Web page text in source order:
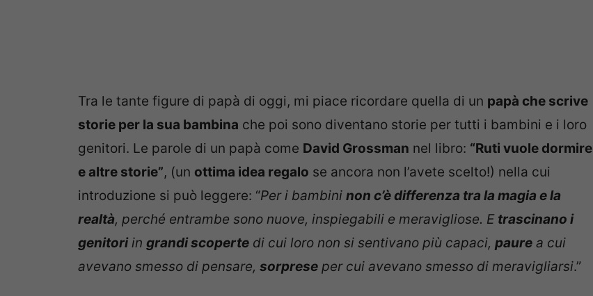
Tra le tante figure di papà di oggi, mi piace ricordare quella di un papà che scrive
storie per la sua bambina che poi sono diventano storie per tutti i bambini e i loro
genitori. Le parole di un papà come David Grossman nel libro: “Ruti vuole dormire
e altre storie”, (un ottima idea regalo se ancora non l’avete scelto!) nella cui
introduzione si può leggere: “Per i bambini non c’è differenza tra la magia e la
realtà, perché entrambe sono nuove, inspiegabili e meravigliose. E trascinano i
genitoriin grandi scoperte di cui loro non si sentivano più capaci, paure a cui
avevano smesso di pensare, sorprese per cui avevano smesso di meravigliarsi.”